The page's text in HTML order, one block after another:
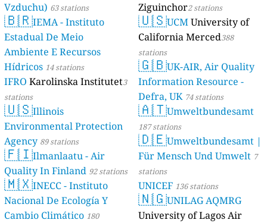
Vzduchu) 63 stations
🇧🇷IEMA - Instituto
Estadual De Meio
Ambiente E Recursos
Hídricos 14 stations
IFRO Karolinska Institutet3
stations
🇺🇸Illinois
Environmental Protection
Agency 89 stations
🇫🇮Ilmanlaatu - Air
Quality In Finland 92 stations
🇲🇽INECC - Instituto
Nacional De Ecología Y
Cambio Climático 180
Ziguinchor2 stations
🇺🇸UCMUniversity of
California Merced388
stations
🇬🇧UK-AIR, Air Quality
Information Resource -
Defra, UK 74 stations
🇦🇹Umweltbundesamt
187 stations
🇩🇪Umweltbundesamt |
Für Mensch Und Umwelt 7
stations
UNICEF 136 stations
🇳🇬UNILAG AQMRG
University of Lagos Air